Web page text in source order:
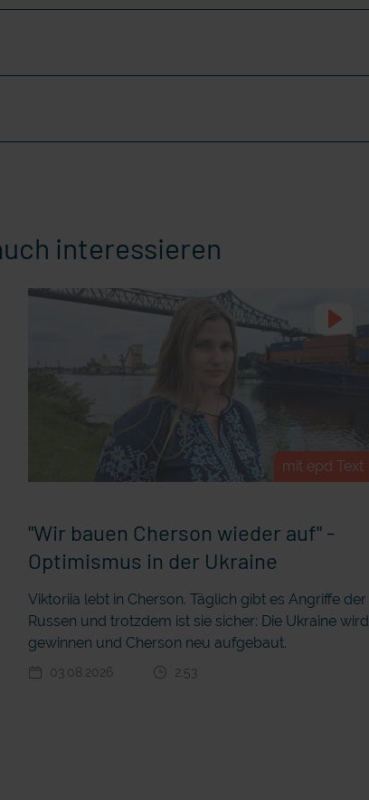
interessieren
mit epd Text
"Wir bauen Cherson wieder auf" -
Optimismus in der Ukraine
Viktoriia lebt in Cherson. Täglich gibt es Angriffe der
Russen und trotzdem ist sie sicher: Die Ukraine wird
gewinnen und Cherson neu aufgebaut.
03.08.2026 2:53